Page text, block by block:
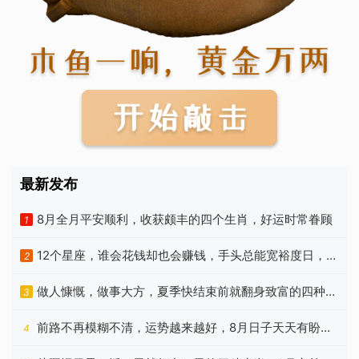
最新发布
1 8月全月平安顺利，收获颇丰的四个生肖，好运时常眷顾
2
12个星座，谁会花钱却也会赚钱，手头总能宽裕度日，没
啥烦恼
3
做人慷慨，做事大方，夏季快结束前就翻身致富的四种生
肖
4
前路不再模糊不清，运势越来越好，8月日子天天有盼头
的生肖